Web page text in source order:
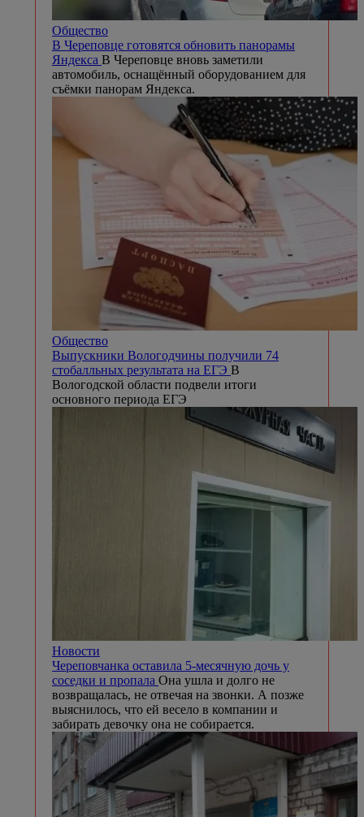
Общество
В Череповце готовятся обновить панорамы
Яндекса В Череповце вновь заметили
автомобиль, оснащённый оборудованием для
съёмки панорам Яндекса.
Общество
Выпускники Вологодчины получили 74
стобалльных результата на ЕГЭ В
Вологодской области подвели итоги
основного периода ЕГЭ
Новости
Череповчанка оставила 5-месячную дочь у
соседки и пропала Она ушла и долго не
возвращалась, не отвечая на звонки. А позже
выяснилось, что ей весело в компании и
забирать девочку она не собирается.